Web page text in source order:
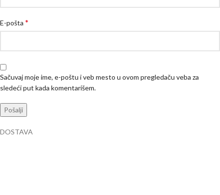
E-pošta *
Sačuvaj moje ime, e-poštu i veb mesto u ovom pregledaču veba za
sledeći put kada komentarišem.
DOSTAVA